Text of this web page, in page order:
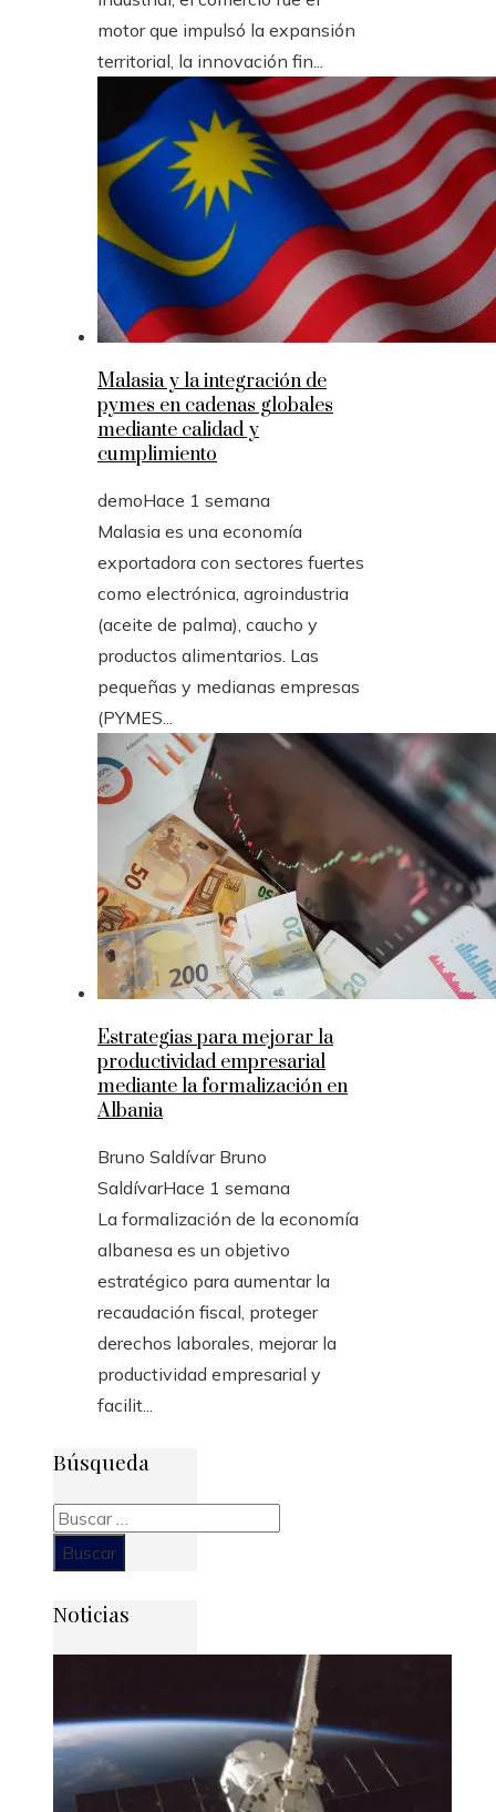
motor que impulsó la expansión
territorial, la innovación fin...
Malasia y la integración de
pymes en cadenas globales
mediante calidad y
cumplimiento
demoHace 1 semana
Malasia es una economía
exportadora con sectores fuertes
como electrónica, agroindustria
(aceite de palma), caucho y
productos alimentarios. Las
pequeñas y medianas empresas
(PYMES...
Estrategias para mejorar la
productividad empresarial
mediante la formalización en
Albania
Bruno Saldívar Bruno
SaldívarHace 1 semana
La formalización de la economía
albanesa es un objetivo
estratégico para aumentar la
recaudación fiscal, proteger
derechos laborales, mejorar la
productividad empresarial y
facilit...
Búsqueda
Buscar:
Noticias